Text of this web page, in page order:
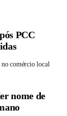
PCC
no comércio local
nome de